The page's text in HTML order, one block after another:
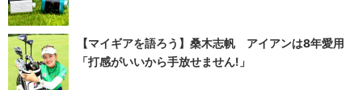
【マイギアを語ろう】桑木志帆 アイアンは8年愛用
「打感がいいから手放せません!」